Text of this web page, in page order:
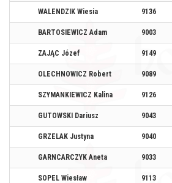
WALENDZIK Wiesia 9136
BARTOSIEWICZ Adam 9003
ZAJĄC Józef 9149
OLECHNOWICZ Robert 9089
SZYMANKIEWICZ Kalina 9126
GUTOWSKI Dariusz 9043
GRZELAK Justyna 9040
GARNCARCZYK Aneta 9033
SOPEL Wiesław 9113